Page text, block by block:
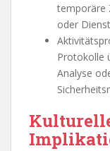
temporäre
oder
Protokolle
Analyse